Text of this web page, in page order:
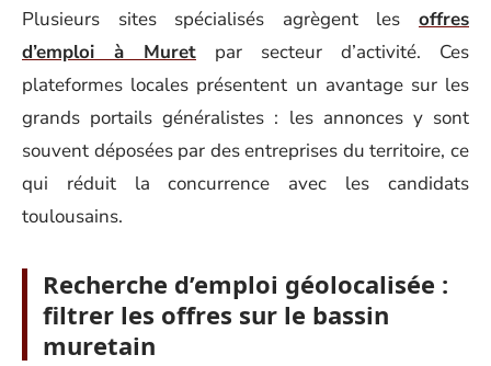
Plusieurs sites spécialisés agrègent les offres
d’emploi à Muret par secteur d’activité. Ces
plateformes locales présentent un avantage sur les
grands portails généralistes : les annonces y sont
souvent déposées par des entreprises du territoire, ce
qui réduit la concurrence avec les candidats
toulousains.
Recherche d’emploi géolocalisée :
filtrer les offres sur le bassin
muretain